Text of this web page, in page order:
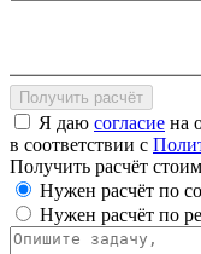
Получить расчёт
Я даю согласие на
в соответствии с
Получить расчёт
Нужен расчёт по
Нужен расчёт по